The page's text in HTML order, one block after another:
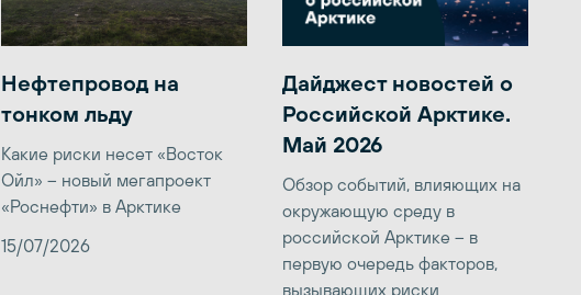
Нефтепровод на
тонком льду
Какие риски несет «Восток
Ойл» – новый мегапроект
«Роснефти» в Арктике
15/07/2026
Дайджест новостей о
Российской Арктике.
Май 2026
Обзор событий, влияющих на
окружающую среду в
российской Арктике – в
первую очередь факторов,
вызывающих риски